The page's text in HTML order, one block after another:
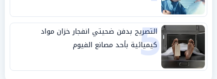
5
التصريح بدفن ضحيتي انفجار خزان مواد
كيميائية بأحد مصانع الفيوم